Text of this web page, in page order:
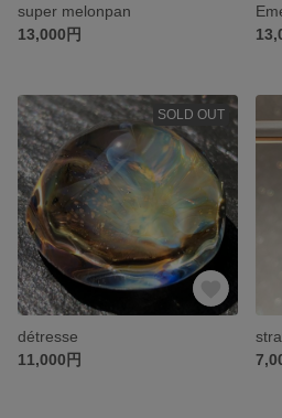
super melonpan
13,000円
SOLD OUT
détresse
11,000円